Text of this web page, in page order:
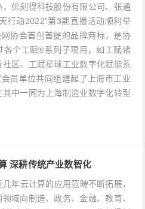
优刻得科技股份有限公司、张通
行动2022”第3期直播活动顺利举
协会首创首提的品牌商标，是协
各个工赋®系列子项目，如工赋诸
区、工赋星球工业数字化赋能系
员单位共同组建起了上海市工业
中一同为上海制造业数字化转型
深耕传统产业数智化
年云计算的应用范畴不断拓展，
域向制造、政务、金融、教育、